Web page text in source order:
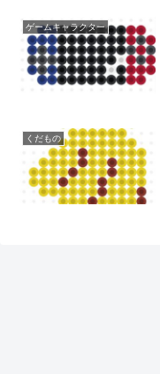
ゲームキャラクター
くだもの